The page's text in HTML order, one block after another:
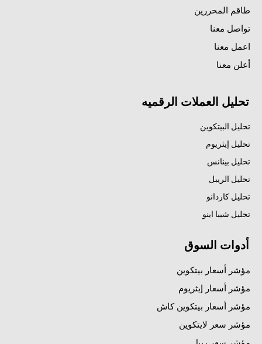
طاقم المحررين
تواصل معنا
اعمل معنا
أعلن معنا
تحليل العملات الرقميه
تحليل البيتكوين
تحليل إيثريوم
تحليل بينانس
تحليل الريبل
تحليل كاردانو
تحليل شيبا اينو
أدوات السوق
مؤشر أسعار بيتكوين
مؤشر أسعار إيثريوم
مؤشر أسعار بيتكوين كاش
مؤشر سعر لايتكوين